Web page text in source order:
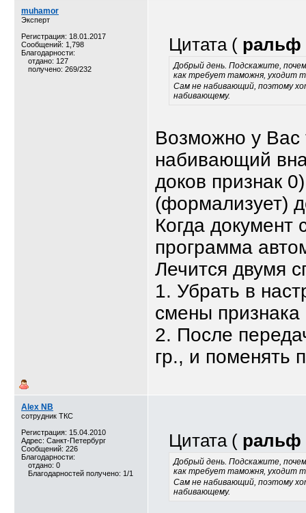
muhamor
Эксперт
Регистрация: 18.01.2017
Сообщений: 1,798
Благодарности:
отдано: 127
получено: 269/232
Цитата ( ральф
Добрый день. Подскажите,
как требует таможня, уходит
Сам не набивающий, поэтому
набивающему.
Возможно у Вас
набивающий
доков признак
(формализует)
Когда документ
программа
Лечится двумя
1. Убрать в
смены признака
2. После
гр., и поменять
Alex NB
сотрудник ТКС
Регистрация: 15.04.2010
Адрес: Санкт-Петербург
Сообщений: 226
Благодарности:
отдано: 0
Благодарностей получено: 1/1
Цитата ( ральф
Добрый день. Подскажите,
как требует таможня, уходит
Сам не набивающий, поэтому
набивающему.